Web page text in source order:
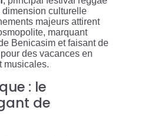
dimension culturelle
majeurs attirent
marquant
Benicasim et faisant de
des vacances en
musicales.
: le
de